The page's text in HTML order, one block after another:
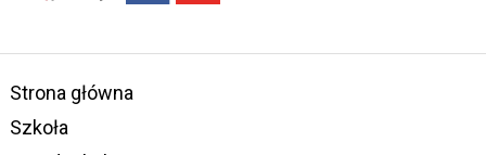
Strona główna
Szkoła